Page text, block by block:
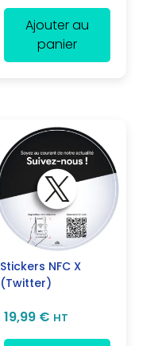
Ajouter au
panier
Stickers NFC X
(Twitter)
19,99 € HT